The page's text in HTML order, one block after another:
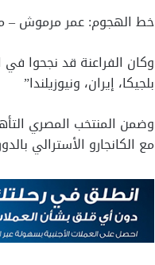
خط الهجوم: عمر مرموش –
وكان الفراعنة قد نجحوا
بلجيكا، إيران، ونيوزيلندا”
مع الكانجارو الأسترالي